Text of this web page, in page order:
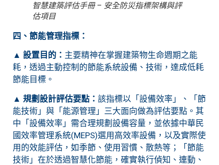
智慧建築評估手冊 – 安全防災指標架構與評
估項目
四、節能管理指標：
▲ 設置目的： 主要精神在掌握建築物生命週期之能
耗，透過主動控制的節能系統設備、技術，達成低耗
節能目標。
▲ 規劃設計評估要點： 該指標以「設備效率」、「節
能技術」與「能源管理」三大面向做為評估要點。其
中「設備效率」需合理規劃設備容量，並依據中華民
國效率管理系統(MEPS)選用高效率設備，以及實際使
用的效能評估，如季節、使用習慣、散熱等；「節能
技術」在於透過智慧化節能，確實執行偵知、連動、